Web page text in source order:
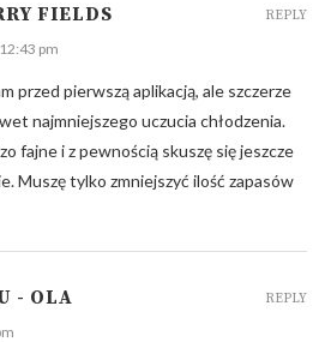
FIELDS
pm
przed pierwszą aplikacją, ale szczerze
najmniejszego uczucia chłodzenia.
fajne i z pewnością skuszę się jeszcze
Muszę tylko zmniejszyć ilość zapasów
REPLY
- OLA REPLY